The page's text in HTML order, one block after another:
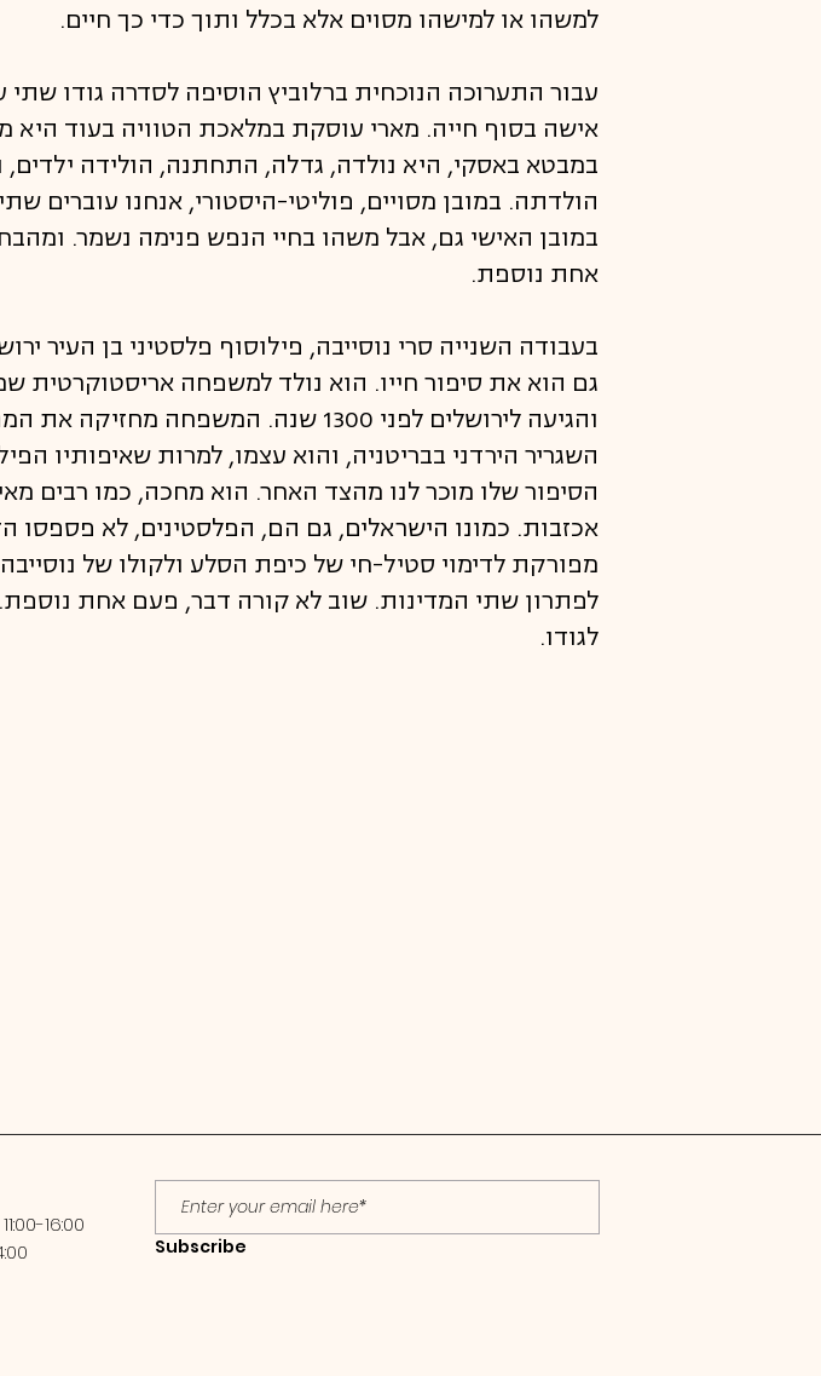
למשהו או למישהו מסוים אלא בכלל ותוך כדי כך חיים.
עבור התערוכה הנוכחית ברלוביץ הוסיפה לסדרה גודו
אישה בסוף חייה. מארי עוסקת במלאכת הטוויה בעוד היא
במבטא באסקי, היא נולדה, גדלה, התחתנה, הולידה
הולדתה. במובן מסויים, פוליטי-היסטורי, אנחנו
במובן האישי גם, אבל משהו בחיי הנפש פנימה נשמר.
אחת נוספת.
בעבודה השנייה סרי נוסייבה, פילוסוף פלסטיני בן העיר
גם הוא את סיפור חייו. הוא נולד למשפחה
והגיעה לירושלים לפני 1300 שנה.
השגריר הירדני בבריטניה, והוא עצמו, למרות שאיפותיו
הסיפור שלו מוכר לנו מהצד האחר. הוא מחכה, כמו רבים
אכזבות. כמונו הישראלים, גם הם, הפלסטינים, לא
מפורקת לדימוי סטיל-חי של כיפת הסלע ולקולו של
לפתרון שתי המדינות. שוב לא קורה דבר, פעם אחת נוספת.
לגודו.
16:00
Subscribe